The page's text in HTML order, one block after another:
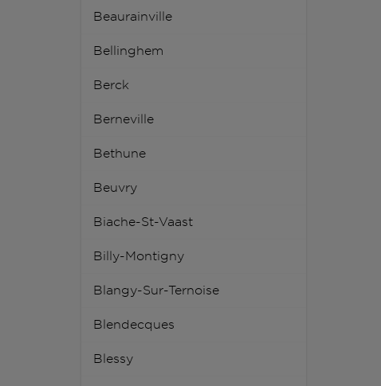
Beaurainville
Bellinghem
Berck
Berneville
Bethune
Beuvry
Biache-St-Vaast
Billy-Montigny
Blangy-Sur-Ternoise
Blendecques
Blessy